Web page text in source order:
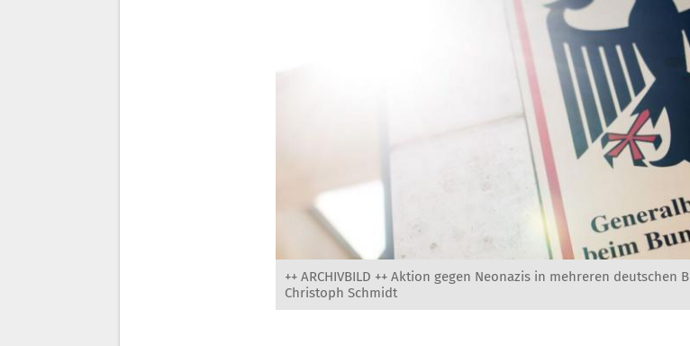
++ ARCHIVBILD ++ Aktion gegen Neonazis in mehreren deutschen
Christoph Schmidt